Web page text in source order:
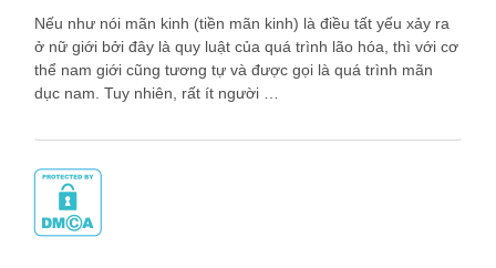
Nếu như nói mãn kinh (tiền mãn kinh) là điều tất yếu xảy ra
ở nữ giới bởi đây là quy luật của quá trình lão hóa, thì với cơ
thể nam giới cũng tương tự và được gọi là quá trình mãn
dục nam. Tuy nhiên, rất ít người …